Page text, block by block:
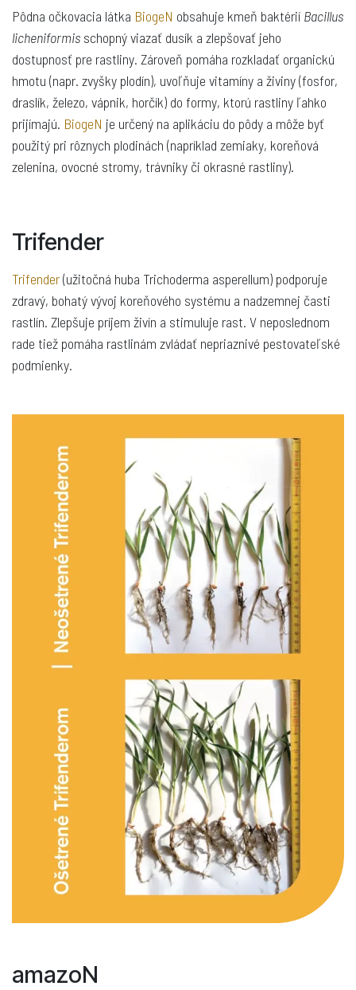
Pôdna očkovacia látka BiogeN obsahuje kmeň baktérií Bacillus
licheniformis schopný viazať dusík a zlepšovať jeho
dostupnosť pre rastliny. Zároveň pomáha rozkladať organickú
hmotu (napr. zvyšky plodín), uvoľňuje vitamíny a živiny (fosfor,
draslík, železo, vápnik, horčík) do formy, ktorú rastliny ľahko
prijímajú. BiogeN je určený na aplikáciu do pôdy a môže byť
použitý pri rôznych plodinách (napríklad zemiaky, koreňová
zelenina, ovocné stromy, trávniky či okrasné rastliny).
Trifender
Trifender(užitočná huba Trichoderma asperellum) podporuje
zdravý, bohatý vývoj koreňového systému a nadzemnej časti
rastlín. Zlepšuje príjem živín a stimuluje rast. V neposlednom
rade tiež pomáha rastlinám zvládať nepriaznivé pestovateľské
podmienky.
amazoN